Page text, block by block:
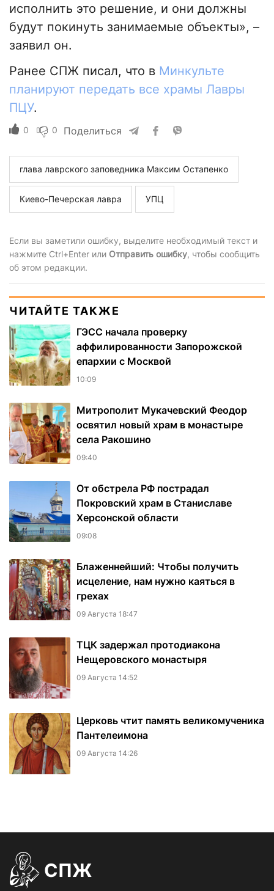
исполнить это решение, и они должны
будут покинуть занимаемые объекты», –
заявил он.
Ранее СПЖ писал, что в Минкульте
планируют передать все храмы Лавры
ПЦУ.
0 0 Поделиться
глава лаврского заповедника Максим Остапенко
Киево-Печерская лавра УПЦ
Если вы заметили ошибку, выделите необходимый текст и
нажмите Ctrl+Enter или Отправить ошибку, чтобы сообщить
об этом редакции.
ЧИТАЙТЕ ТАКЖЕ
ГЭСС начала проверку
аффилированности Запорожской
епархии с Москвой
10:09
Митрополит Мукачевский Феодор
освятил новый храм в монастыре
села Ракошино
09:40
От обстрела РФ пострадал
Покровский храм в Станиславе
Херсонской области
09:08
Блаженнейший: Чтобы получить
исцеление, нам нужно каяться в
грехах
09 Августа 18:47
ТЦК задержал протодиакона
Нещеровского монастыря
09 Августа 14:52
Церковь чтит память великомученика
Пантелеимона
09 Августа 14:26
СПЖ